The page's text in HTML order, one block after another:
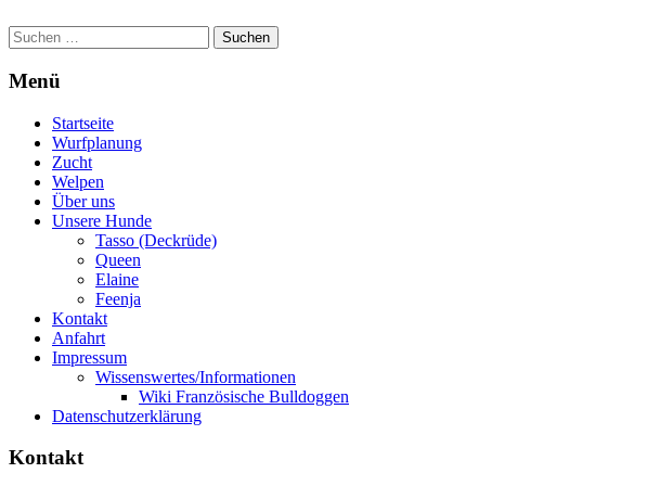
Suchen
nach:
Menü
Startseite
Wurfplanung
Zucht
Welpen
Über uns
Unsere Hunde
Tasso (Deckrüde)
Queen
Elaine
Feenja
Kontakt
Anfahrt
Impressum
Wissenswertes/Informationen
Wiki Französische Bulldoggen
Datenschutzerklärung
Kontakt